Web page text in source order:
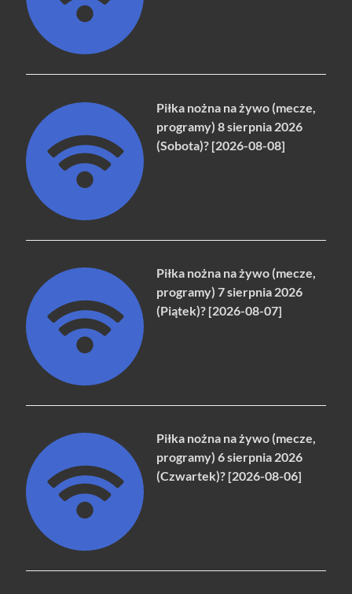
Piłka nożna na żywo (mecze,
programy) 8 sierpnia 2026
(Sobota)? [2026-08-08]
Piłka nożna na żywo (mecze,
programy) 7 sierpnia 2026
(Piątek)? [2026-08-07]
Piłka nożna na żywo (mecze,
programy) 6 sierpnia 2026
(Czwartek)? [2026-08-06]